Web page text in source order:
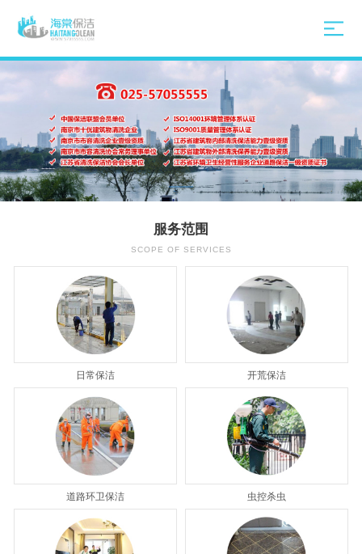
服务范围
SCOPE OF SERVICES
日常保洁 开荒保洁
道路环卫保洁 虫控杀虫